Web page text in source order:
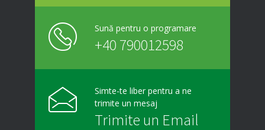
Sună pentru o programare
+40 790012598
Simte-te liber pentru a ne
trimite un mesaj
Trimite un Email